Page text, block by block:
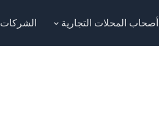
أصحاب المحلات التجارية الشركات